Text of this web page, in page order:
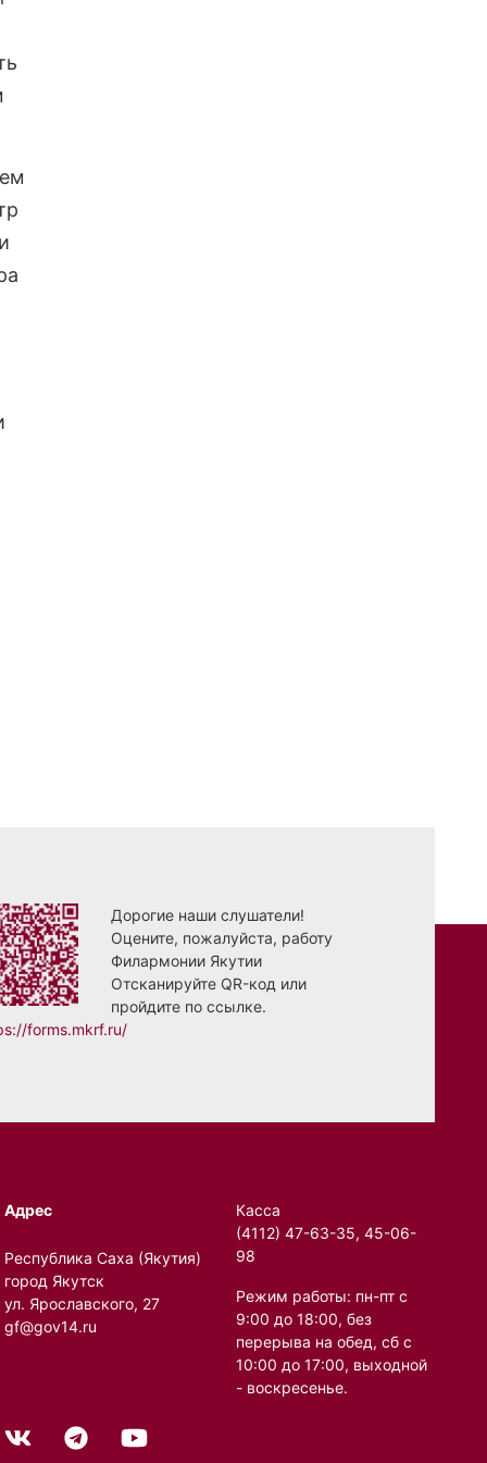
Дорогие наши слушатели!
Оцените, пожалуйста, работу
Филармонии Якутии
Отсканируйте QR-код или
пройдите по ссылке.
forms.mkrf.ru/
Адрес
Республика Саха (Якутия)
город Якутск
ул. Ярославского, 27
gf@gov14.ru
Касса
(4112) 47-63-35, 45-06-
98
Режим работы: пн-пт с
9:00 до 18:00, без
перерыва на обед, сб с
10:00 до 17:00, выходной
- воскресенье.